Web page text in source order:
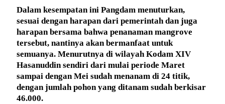
Dalam kesempatan ini Pangdam menuturkan,
sesuai dengan harapan dari pemerintah dan juga
harapan bersama bahwa penanaman mangrove
tersebut, nantinya akan bermanfaat untuk
semuanya. Menurutnya di wilayah Kodam XIV
Hasanuddin sendiri dari mulai periode Maret
sampai dengan Mei sudah menanam di 24 titik,
dengan jumlah pohon yang ditanam sudah berkisar
46.000.